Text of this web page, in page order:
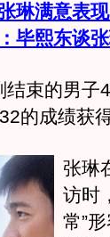
琳满意表
毕熙东谈
束的男子
的成绩获
张琳
访时
常”